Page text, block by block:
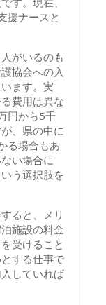
援ナースと
がいるのも
協会への入
ます。実
費用は異な
円から5千
、県の中に
る場合もあ
い場合に
う選択肢を
ると、メリ
施設の料金
受けること
する仕事で
していれば